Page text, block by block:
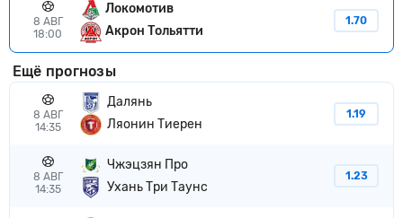
8 АВГ
18:00
Локомотив
Акрон Тольятти
1.70
Ещё прогнозы
8 АВГ
14:35
Далянь
Ляонин Тиерен
1.19
8 АВГ
14:35
Чжэцзян Про
Ухань Три Таунс
1.23